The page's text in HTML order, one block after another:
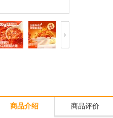
商品介绍 商品评价